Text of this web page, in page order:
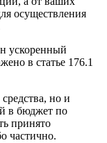
осуществления
ускоренный
в статье 176.1
но и
в бюджет по
принято
частично.